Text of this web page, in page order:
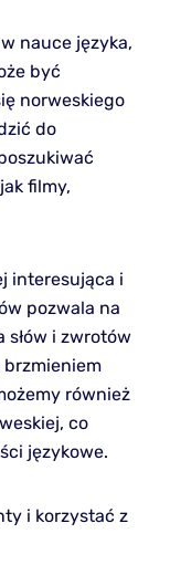
nauce języka,
być
norweskiego
do
filmy,
interesująca i
pozwala na
słów i zwrotów
brzmieniem
również
co
językowe.
i korzystać z